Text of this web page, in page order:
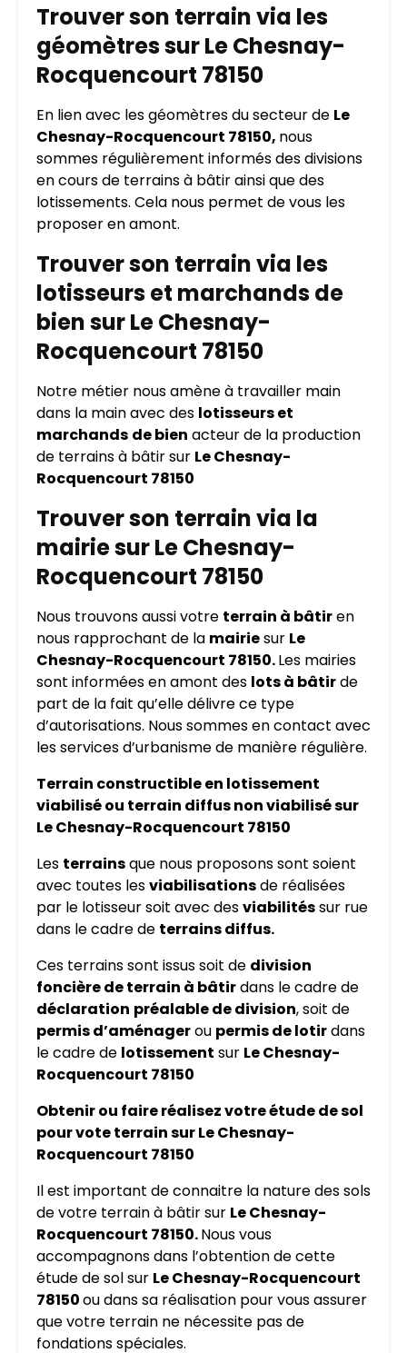
Trouver son terrain via les
géomètres sur Le Chesnay-
Rocquencourt 78150
En lien avec les géomètres du secteur de Le
Chesnay-Rocquencourt 78150, nous
sommes régulièrement informés des divisions
en cours de terrains à bâtir ainsi que des
lotissements. Cela nous permet de vous les
proposer en amont.
Trouver son terrain via les
lotisseurs et marchands de
bien sur Le Chesnay-
Rocquencourt 78150
Notre métier nous amène à travailler main
dans la main avec des lotisseurs et
marchands de bien acteur de la production
de terrains à bâtir sur Le Chesnay-
Rocquencourt 78150
Trouver son terrain via la
mairie sur Le Chesnay-
Rocquencourt 78150
Nous trouvons aussi votre terrain à bâtiren
nous rapprochant de la mairiesur Le
Chesnay-Rocquencourt 78150.Les mairies
sont informées en amont des lots à bâtirde
part de la fait qu’elle délivre ce type
d’autorisations. Nous sommes en contact avec
les services d’urbanisme de manière régulière.
Terrain constructible en lotissement
viabilisé ou terrain diffus non viabilisé sur
Le Chesnay-Rocquencourt 78150
Les terrainsque nous proposons sont soient
avec toutes lesviabilisationsde réalisées
par le lotisseur soit avec desviabilitéssur rue
dans le cadre de terrains diffus.
Ces terrains sont issus soit de division
foncière de terrain à bâtirdans le cadre de
déclaration préalable de division, soit de
permis d’aménagerou permis de lotirdans
le cadre de lotissement sur Le Chesnay-
Rocquencourt 78150
Obtenir ou faire réalisez votre étude de sol
pour vote terrain sur Le Chesnay-
Rocquencourt 78150
Il est important de connaitre la nature des sols
de votre terrain à bâtir sur Le Chesnay-
Rocquencourt 78150.Nous vous
accompagnons dans l’obtention de cette
étude de sol sur Le Chesnay-Rocquencourt
78150ou dans sa réalisation pour vous assurer
que votre terrain ne nécessite pas de
fondations spéciales.